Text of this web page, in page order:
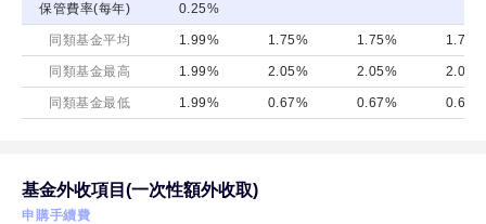
金-
月
配
類
型
保管費率(每年) 0.25%
同類基金平均 1.99% 1.75% 1.75% 1.78%
同類基金最高 1.99% 2.05% 2.05% 2.05%
同類基金最低 1.99% 0.67% 0.67% 0.67%
基金外收項目(一次性額外收取)
申購手續費